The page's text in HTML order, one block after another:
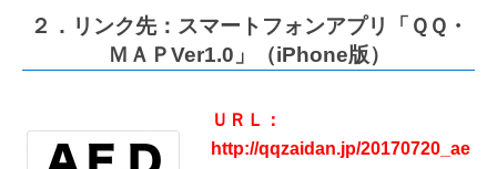
２．リンク先：スマートフォンアプリ「ＱＱ・
ＭＡＰVer1.0」（iPhone版）
ＵＲＬ：
http://qqzaidan.jp/20170720_ae